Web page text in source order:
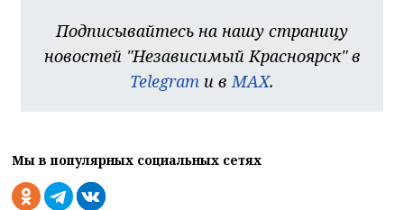
Подписывайтесь на нашу страницу
новостей "Независимый Красноярск" в
Telegram и вMAX.
Мы в популярных социальных сетях